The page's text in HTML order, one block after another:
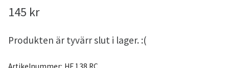
145 kr
Produkten är tyvärr slut i lager. :(